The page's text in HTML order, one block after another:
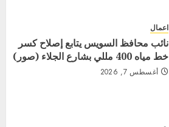
اعمال
نائب محافظ السويس يتابع إصلاح كسر
خط مياه 400 مللي بشارع الجلاء (صور)
أغسطس 7, 2026